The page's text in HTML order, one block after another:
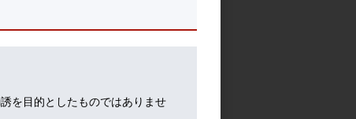
－
を目的としたものではありませ